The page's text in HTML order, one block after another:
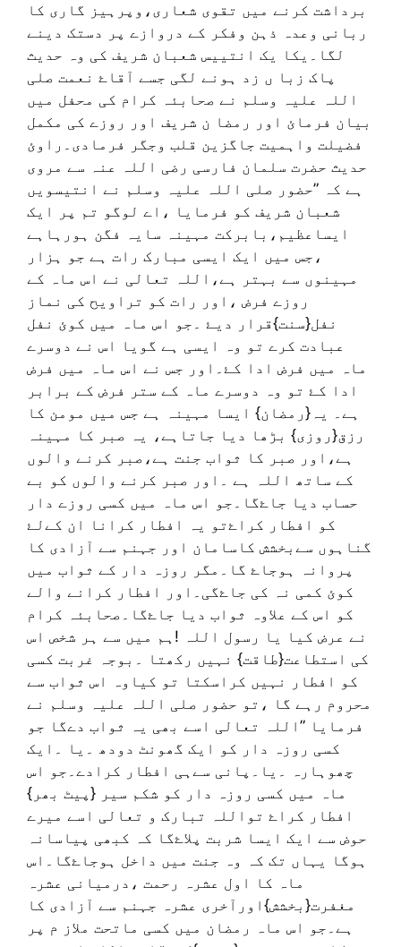
برداشت کرنے میں تقوی شعاری،وپرہیز گاری کا
ربانی وعدہ ذہن وفکر کے دروازے پر دستک دینے
لگا۔یکا یک انتییس شعبان شریف کی وہ حدیث
پاک زبا ں زد ہونے لگی جسے آقاۓ نعمت صلی
اللہ علیہ وسلم نے صحابئہ کرام کی محفل میں
بیان فرمائ اور رمضا ن شریف اور روزے کی مکمل
فضیلت واہمیت جاگزین قلب وجگر فرمادی۔راوئ
حدیث حضرت سلمان فارسی رضی اللہ عنہ سے مروی
ہے کہ ”حضور صلی اللہ علیہ وسلم نے انتیسویں
شعبان شریف کو فرمایا ،اے لوگو تم پر ایک
ایساعظیم،بابرکت مہینہ سایہ فگن ہورہاہے
،جس میں ایک ایسی مبارک رات ہے جو ہزار
مہینوں سے بہتر ہے،اللہ تعالی نے اس ماہ کے
روزے فرض ،اور رات کو تراویح کی نماز
نفل{سنت}قرار دیۓ ۔جو اس ماہ میں کوئ نفل
عبادت کرے تو وہ ایسی ہے گویا اس نے دوسرے
ماہ میں فرض ادا کۓ۔اور جس نے اس ماہ میں فرض
ادا کۓ تو وہ دوسرے ماہ کے ستر فرض کے برابر
ہے۔ یہ{رمضان} ایسا مہینہ ہے جس میں مومن کا
رزق{روزی} بڑھا دیا جاتاہے، یہ صبر کا مہینہ
ہے،اور صبر کا ثواب جنت ہے،صبر کرنے والوں
کے ساتھ اللہ ہے ۔اور صبر کرنے والوں کو بے
حساب دیا جاۓگا۔جو اس ماہ میں کسی روزے دار
کو افطار کراۓتو یہ افطار کرانا ان کےلۓ
گناہوں سےبخشش کاسامان اور جہنم سے آزادی کا
پروانہ ہوجاۓ گا۔مگر روزہ دار کے ثواب میں
کوئ کمی نہ کی جاۓگی۔اور افطار کرانے والے
کو اس کے علاوہ ثواب دیا جاۓگا۔صحابئہ کرام
نے عرض کیا یا رسول اللہ !ہم میں سے ہر شخص اس
کی استطاعت{طاقت} نہیں رکھتا ۔بوجہ غربت کسی
کو افطار نہیں کراسکتا تو کیاوہ اس ثواب سے
محروم رہے گا ،تو حضور صلی اللہ علیہ وسلم نے
فرمایا ”اللہ تعالی اسے بھی یہ ثواب دےگا جو
کسی روزہ دار کو ایک گھونٹ دودھ ۔یا ۔ایک
چھوہارہ ۔یا۔پانی سےہی افطار کرادے۔جو اس
ماہ میں کسی روزہ دار کو شکم سیر {پیٹ بھر}
افطار کراۓ تواللہ تبارک و تعالی اسے میرے
حوض سے ایک ایسا شربت پلاۓگا کہ کبھی پیاسانہ
ہوگا یہاں تک کہ وہ جنت میں داخل ہوجاۓگا۔اس
ماہ کا اول عشرہ رحمت ،درمیانی عشرہ
مغفرت{بخشش}اورآخری عشرہ جہنم سے آزادی کا
ہے۔جو اس ماہ رمضان میں کسی ماتحت ملاز م پر